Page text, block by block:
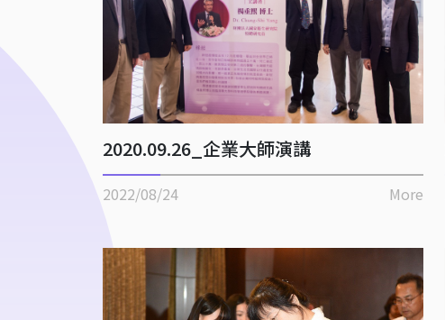
2020.09.26_企業大師演講
2022/08/24 More